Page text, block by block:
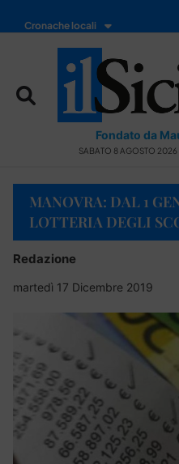
Cronache locali
Fondato da
SABATO 8 AGOSTO
MANOVRA: DAL 1
LOTTERIA DEGLI
Redazione
martedì 17 Dicembre 2019